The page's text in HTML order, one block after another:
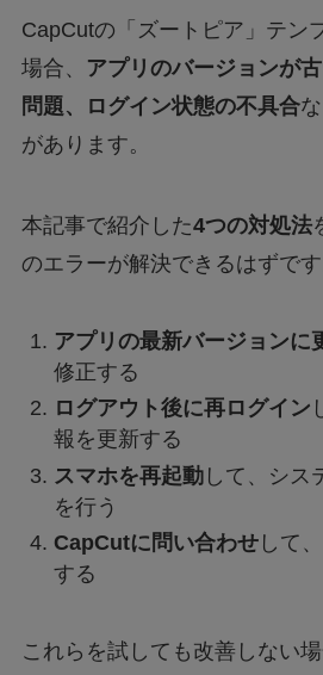
CapCutの「ズートピア」テン
場合、
アプリのバージョンが
問題、ログイン状態の不具合
があります。
本記事で紹介した4つの対処法
のエラーが解決できるはずです
アプリの最新バージョンに
修正する
ログアウト後に再ログイン
報を更新する
スマホを再起動して、シス
を行う
CapCutに問い合わせして
する
これらを試しても改善しない